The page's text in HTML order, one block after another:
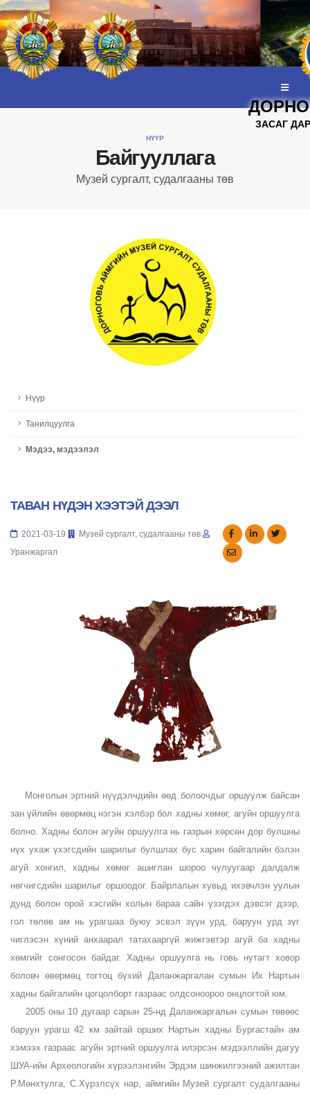
ЗАСАГ
Байгууллага
Музей сургалт, судалгааны төв
НҮҮР
Нүүр
Танилцуулга
Мэдээ, мэдээлэл
ТАВАН НҮДЭН ХЭЭТЭЙ ДЭЭЛ
2021-03-19
Музей сургалт, судалгааны төв
Уранжаргал
Монголын эртний нүүдэлчдийн өөд болоочдыг оршуулж байсан
зан үйлийн өвөрмөц нэгэн хэлбэр бол хадны хөмөг, агуйн оршуулга
болно. Хадны болон агуйн оршуулга нь газрын хөрсөн дор булшны
нүх ухаж үхэгсдийн шарилыг булшлах бус харин байгалийн бэлэн
агуй хонгил, хадны хөмөг ашиглан шороо чулуугаар далдалж
нөгчигсдийн шарилыг оршоодог. Байрлалын хувьд ихэвчлэн уулын
дунд болон орой хэсгийн холын бараа сайн үзэгдэх дэвсэг дээр,
гол төлөв ам нь урагшаа буюу эсвэл зүүн урд, баруун урд зүг
чиглэсэн хүний анхаарал татахааргүй жижгэвтэр агуй ба хадны
хөмгийг сонгосон байдаг. Хадны оршуулга нь говь нутагт ховор
боловч өвөрмөц тогтоц бүхий Даланжаргалан сумын Их Нартын
хадны байгалийн цогцолборт газраас олдсоноороо онцлогтой юм.
2005 оны 10 дугаар сарын 25-нд Даланжаргалын сумын төвөөс
баруун урагш 42 км зайтай орших Нартын хадны Бургастайн ам
хэмээх газраас агуйн эртний оршуулга илэрсэн мэдээллийн дагуу
ШУА-ийн Археологийн хүрээлэнгийн Эрдэм шинжилгээний ажилтан
Р.Мөнхтулга, С.Хүрэлсүх нар, аймгийн Музей сургалт судалгааны